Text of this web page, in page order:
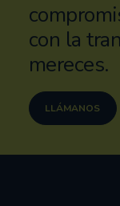
con la
mereces.
LLÁMANOS